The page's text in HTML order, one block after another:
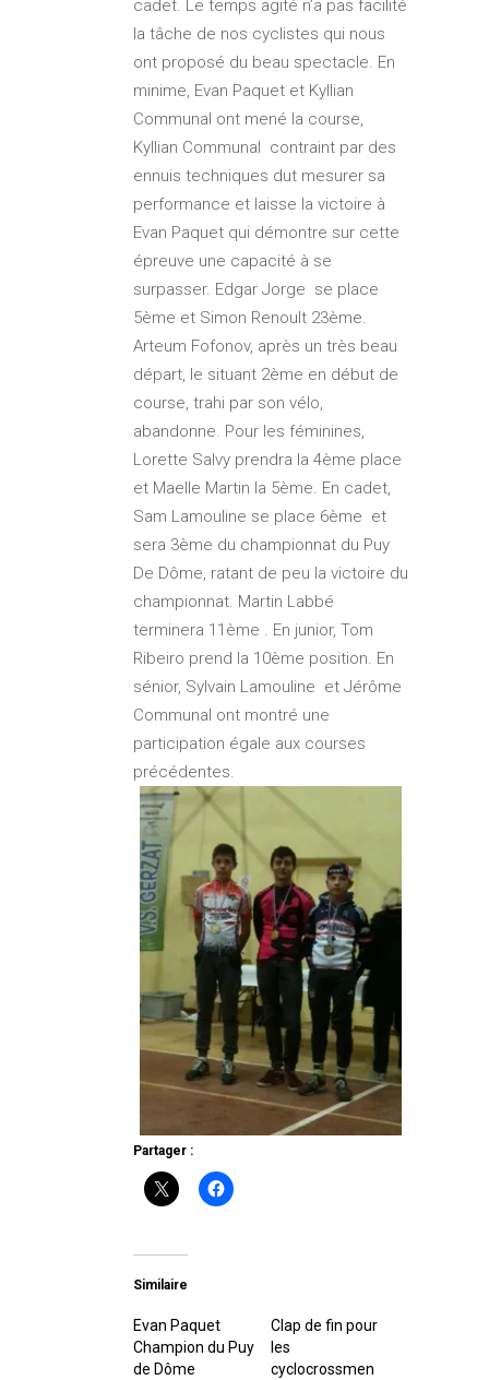
cadet. Le temps agité n’a pas facilité
la tâche de nos cyclistes qui nous
ont proposé du beau spectacle. En
minime, Evan Paquet et Kyllian
Communal ont mené la course,
Kyllian Communal contraint par des
ennuis techniques dut mesurer sa
performance et laisse la victoire à
Evan Paquet qui démontre sur cette
épreuve une capacité à se
surpasser. Edgar Jorge se place
5ème et Simon Renoult 23ème.
Arteum Fofonov, après un très beau
départ, le situant 2ème en début de
course, trahi par son vélo,
abandonne. Pour les féminines,
Lorette Salvy prendra la 4ème place
et Maelle Martin la 5ème. En cadet,
Sam Lamouline se place 6ème et
sera 3ème du championnat du Puy
De Dôme, ratant de peu la victoire du
championnat. Martin Labbé
terminera 11ème . En junior, Tom
Ribeiro prend la 10ème position. En
sénior, Sylvain Lamouline et Jérôme
Communal ont montré une
participation égale aux courses
précédentes.
Partager :
Similaire
Evan Paquet
Champion du Puy
de Dôme
Clap de fin pour
les
cyclocrossmen